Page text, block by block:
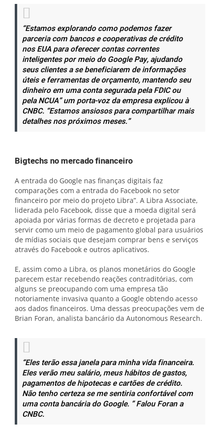
“Estamos explorando como podemos fazer
parceria com bancos e cooperativas de crédito
nos EUA para oferecer contas correntes
inteligentes por meio do Google Pay, ajudando
seus clientes a se beneficiarem de informações
úteis e ferramentas de orçamento, mantendo seu
dinheiro em uma conta segurada pela FDIC ou
pela NCUA” um porta-voz da empresa explicou à
CNBC. “Estamos ansiosos para compartilhar mais
detalhes nos próximos meses.”
Bigtechs no mercado financeiro
A entrada do Google nas finanças digitais faz
comparações com a entrada do Facebook no setor
financeiro por meio do projeto Libra”. A Libra Associate,
liderada pelo Facebook, disse que a moeda digital será
apoiada por várias formas de decreto e projetada para
servir como um meio de pagamento global para usuários
de mídias sociais que desejam comprar bens e serviços
através do Facebook e outros aplicativos.
E, assim como a Libra, os planos monetários do Google
parecem estar recebendo reações contraditórias, com
alguns se preocupando com uma empresa tão
notoriamente invasiva quanto a Google obtendo acesso
aos dados financeiros. Uma dessas preocupações vem de
Brian Foran, analista bancário da Autonomous Research.
“Eles terão essa janela para minha vida financeira.
Eles verão meu salário, meus hábitos de gastos,
pagamentos de hipotecas e cartões de crédito.
Não tenho certeza se me sentiria confortável com
uma conta bancária do Google. ” Falou Foran a
CNBC.